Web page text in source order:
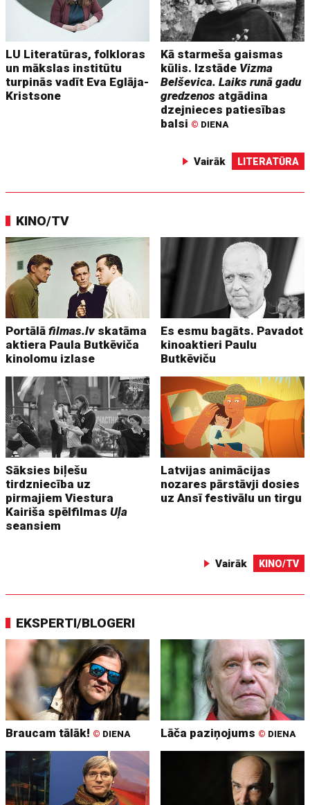
LU Literatūras, folkloras
un mākslas institūtu
turpinās vadīt Eva Eglāja-
Kristsone
Kā starmeša gaismas
kūlis. Izstāde Vizma
Belševica. Laiks runā gadu
gredzenos atgādina
dzejnieces patiesības
balsi © DIENA
Vairāk LITERATŪRA
KINO/TV
Portālāfilmas.lv skatāma
aktiera Paula Butkēviča
kinolomu izlase
Es esmu bagāts. Pavadot
kinoaktieri Paulu
Butkēviču
Sāksies biļešu
tirdzniecība uz
pirmajiem Viestura
Kairiša spēlfilmasUļa
seansiem
Latvijas animācijas
nozares pārstāvji dosies
uz Ansī festivālu un tirgu
Vairāk KINO/TV
EKSPERTI/BLOGERI
Braucam tālāk! © DIENA Lāča paziņojums © DIENA